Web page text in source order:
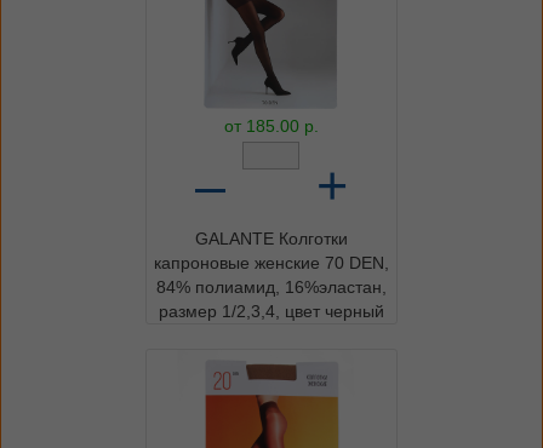
от 185.00 р.
– +
GALANTE Колготки
капроновые женские 70 DEN,
84% полиамид, 16%эластан,
размер 1/2,3,4, цвет черный